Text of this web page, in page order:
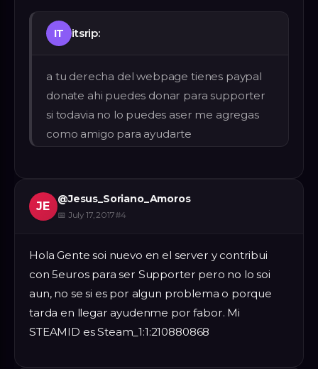
IT itsrip:
a tu derecha del webpage tienes paypal
donate ahi puedes donar para supporter
si todavia no lo puedes aser me agregas
como amigo para ayudarte
JE
@Jesus_Soriano_Amoros
📅 July 17, 2017#4
Hola Gente soi nuevo en el server y contribui
con 5euros para ser Supporter pero no lo soi
aun, no se si es por algun problema o porque
tarda en llegar ayudenme por fabor. Mi
STEAMID es Steam_1:1:210880868